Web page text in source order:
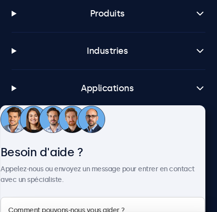
Produits
Industries
Applications
Service client
Besoin d'aide ?
Appelez-nous ou envoyez un message pour entrer en contact
avec un spécialiste.